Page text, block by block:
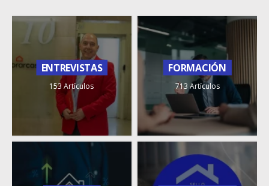
ENTREVISTAS
153 Artículos
FORMACIÓN
713 Artículos